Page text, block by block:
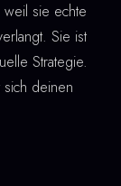
sie echte
Sie ist
Strategie.
deinen